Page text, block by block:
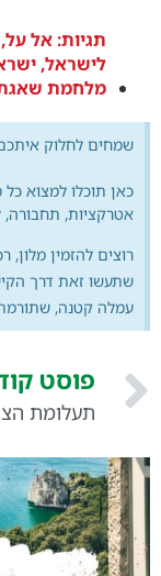
תגיות:אל על,
לישראל,
מלחמת
שמחים לחלוק
כאן תוכלו למצוא
אטרקציות, תחבורה,
רוצים להזמין
שתעשו זאת דרך
עמלה קטנה,
פוסט